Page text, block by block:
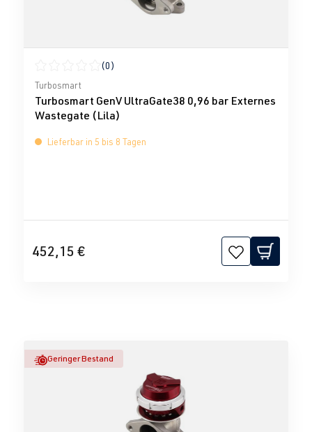
Durchschnittliche Bewertung von 0 von 5 Sternen
(0)
Turbosmart
Turbosmart GenV UltraGate38 0,96 bar Externes
Wastegate (Lila)
Lieferbar in 5 bis 8 Tagen
452,15 €
Geringer Bestand